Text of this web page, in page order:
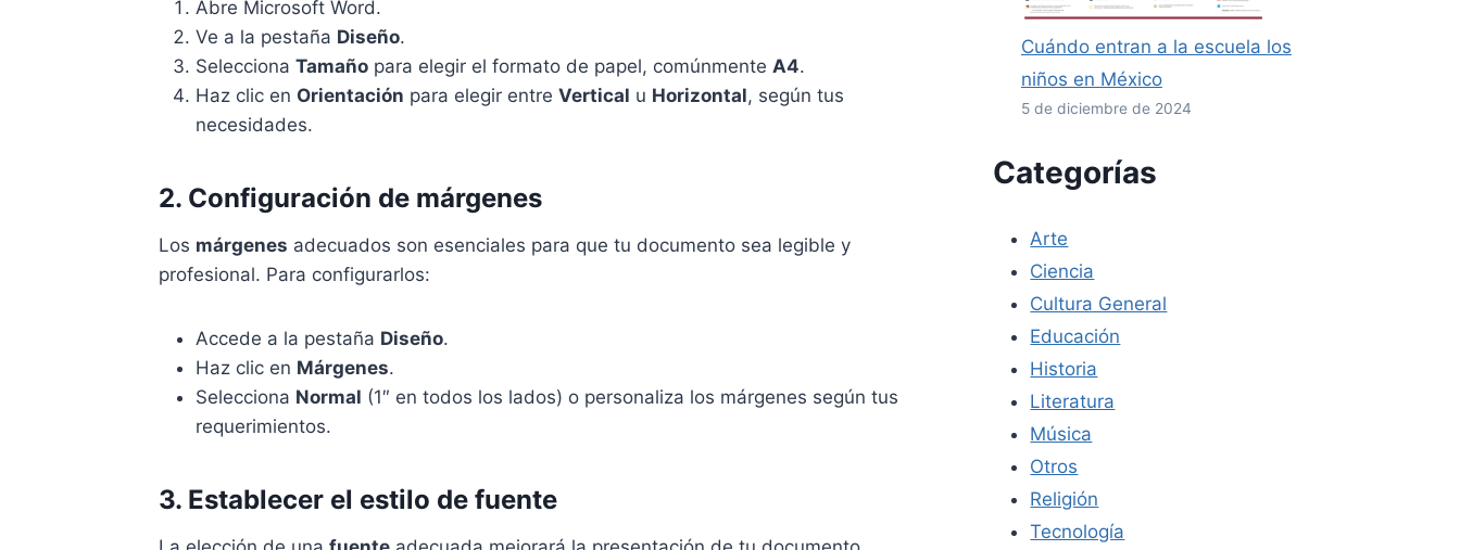
Abre Microsoft Word.
Ve a la pestaña Diseño.
Selecciona Tamaño para elegir el formato de papel, comúnmente A4.
Haz clic en Orientación para elegir entre Vertical u Horizontal, según tus
necesidades.
2. Configuración de márgenes
Los márgenes adecuados son esenciales para que tu documento sea legible y
profesional. Para configurarlos:
Accede a la pestaña Diseño.
Haz clic en Márgenes.
Selecciona Normal (1″ en todos los lados) o personaliza los márgenes según tus
requerimientos.
3. Establecer el estilo de fuente
Cuándo entran a la escuela los
niños en México
5 de diciembre de 2024
Categorías
Arte
Ciencia
Cultura General
Educación
Historia
Literatura
Música
Otros
Religión
Tecnología